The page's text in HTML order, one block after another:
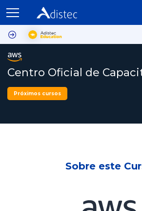
Centro Oficial de
Próximos cursos
Sobre este